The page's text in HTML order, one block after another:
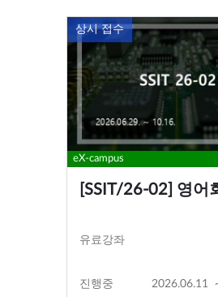
상시 접수
eX-campus
[SSIT/26-02] 영어
유료강좌
진행중 2026.06.11